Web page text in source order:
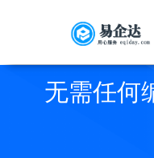
无需任何